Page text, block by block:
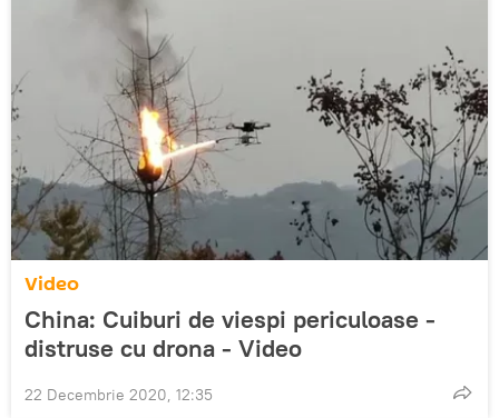
Video
China: Cuiburi de viespi periculoase -
distruse cu drona - Video
22 Decembrie 2020, 12:35